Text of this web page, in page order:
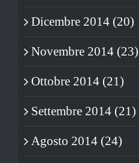
Dicembre 2014 (20)
Novembre 2014 (23)
Ottobre 2014 (21)
Settembre 2014 (21)
Agosto 2014 (24)